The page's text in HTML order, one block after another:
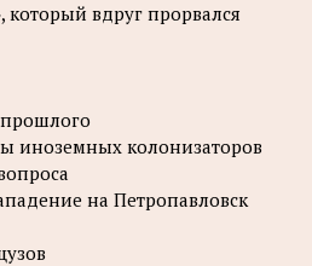
который вдруг прорвался
иноземных колонизаторов
на Петропавловск